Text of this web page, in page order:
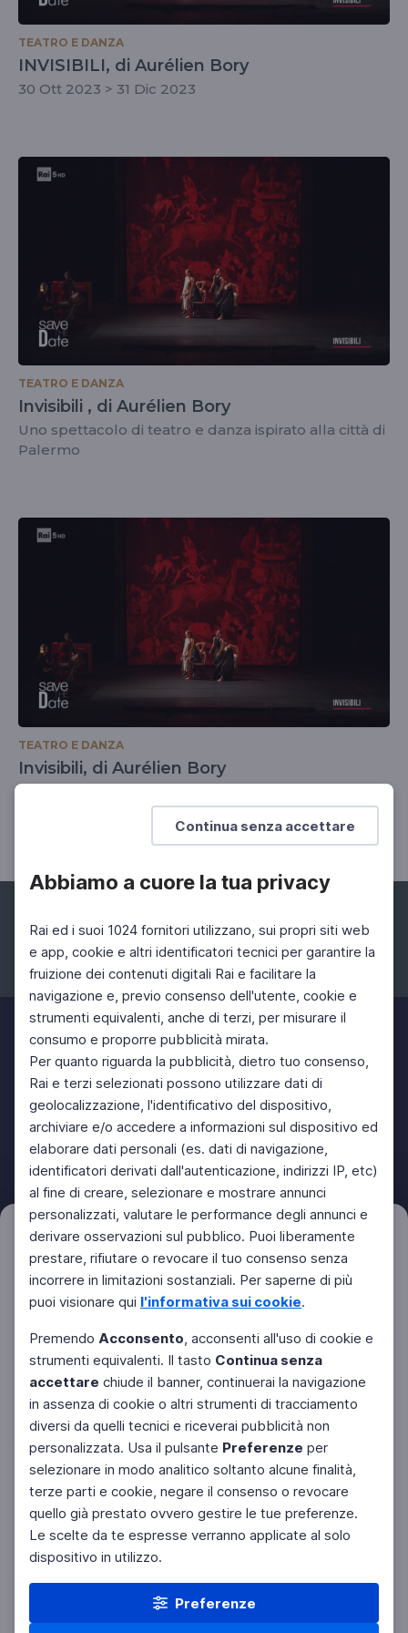
Continua senza accettare
Abbiamo a cuore la tua privacy
Rai ed i suoi 1024 fornitori utilizzano, sui propri siti web
e app, cookie e altri identificatori tecnici per garantire la
fruizione dei contenuti digitali Rai e facilitare la
navigazione e, previo consenso dell'utente, cookie e
strumenti equivalenti, anche di terzi, per misurare il
consumo e proporre pubblicità mirata.
Per quanto riguarda la pubblicità, dietro tuo consenso,
Rai e terzi selezionati possono utilizzare dati di
geolocalizzazione, l'identificativo del dispositivo,
archiviare e/o accedere a informazioni sul dispositivo ed
elaborare dati personali (es. dati di navigazione,
identificatori derivati dall'autenticazione, indirizzi IP, etc)
al fine di creare, selezionare e mostrare annunci
personalizzati, valutare le performance degli annunci e
derivare osservazioni sul pubblico. Puoi liberamente
prestare, rifiutare o revocare il tuo consenso senza
incorrere in limitazioni sostanziali. Per saperne di più
puoi visionare qui l'informativa sui cookie.
Premendo Acconsento, acconsenti all'uso di cookie e
strumenti equivalenti. Il tasto Continua senza
accettare chiude il banner, continuerai la navigazione
in assenza di cookie o altri strumenti di tracciamento
diversi da quelli tecnici e riceverai pubblicità non
personalizzata. Usa il pulsante Preferenze per
selezionare in modo analitico soltanto alcune finalità,
terze parti e cookie, negare il consenso o revocare
quello già prestato ovvero gestire le tue preferenze.
Le scelte da te espresse verranno applicate al solo
dispositivo in utilizzo.
Preferenze
TEATRO E DANZA
INVISIBILI, di Aurélien Bory
30 Ott 2023 > 31 Dic 2023
TEATRO E DANZA
Invisibili , di Aurélien Bory
Uno spettacolo di teatro e danza ispirato alla città di
Palermo
TEATRO E DANZA
Invisibili, di Aurélien Bory
Filtri Azzera
Facebook Instagram Twitter